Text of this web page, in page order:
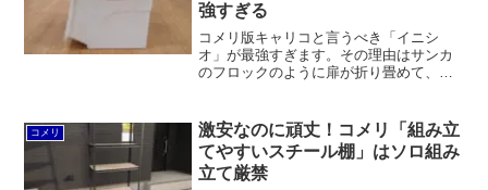
強すぎる
コメリ版キャリコと言うべき「イニシ
オ」が最強すぎます。その理由はサンカ
のフロックのように扉が折り畳めて、天
のハンドルが付いているので持ち運びや
すいのもメリットです。
コメリ
激安なのに頑丈！コメリ「組み立
てやすいスチール棚」はソロ組み
立て厳禁